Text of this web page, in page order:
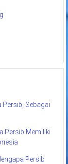
Persib, Sebagai
Persib Memiliki
Persib